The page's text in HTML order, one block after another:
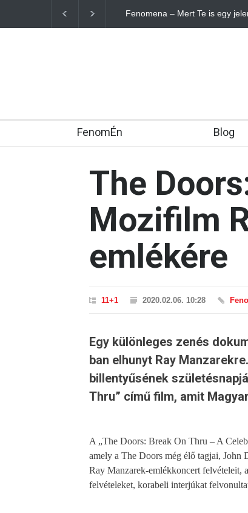
Fenomena – Mert Te is egy
FenomÉn Blog
The
Mozifilm
emlékére
11+1 2020.02.06. 10:28
Egy különleges zenés
ban elhunyt Ray
billentyűsének
Thru” című film, amit
A „The Doors: Break On Thru – A
amely a The Doors még élő tagjai, John
Ray Manzarek-emlékkoncert felvételeit,
felvételeket, korabeli interjúkat